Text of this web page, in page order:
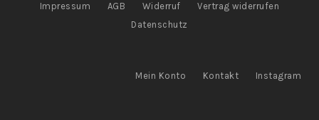
Impressum AGB Widerruf
Vertrag widerrufen
Datenschutz
Mein Konto Kontakt Instagram